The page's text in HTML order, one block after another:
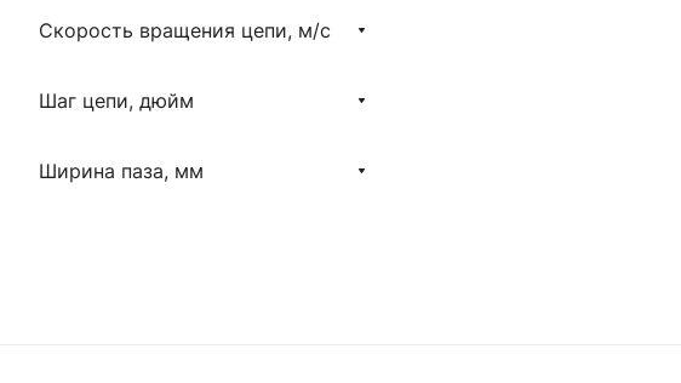
Скорость вращения цепи, м/с
Шаг цепи, дюйм
Ширина паза, мм